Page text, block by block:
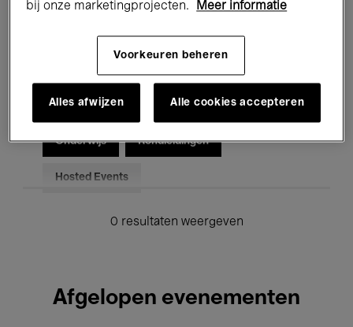
Jazz Klassieke Muziek Global Music
Voor iedereen Kids’ Palace
Onderwijs Rondleidingen
Hosted Events
0 resultaten weergeven
Afgelopen evenementen
bij onze marketingprojecten.
Meer informatie
Voorkeuren beheren
Alles afwijzen Alle cookies accepteren